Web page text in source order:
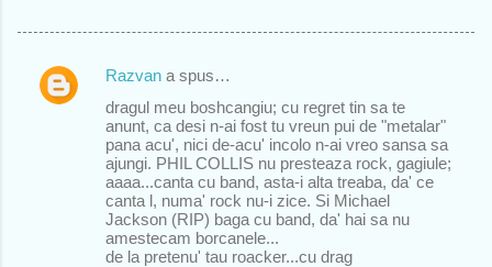
C
Razvan a spus…
dragul meu boshcangiu; cu regret tin sa te
anunt, ca desi n-ai fost tu vreun pui de "metalar"
pana acu', nici de-acu' incolo n-ai vreo sansa sa
ajungi. PHIL COLLIS nu presteaza rock, gagiule;
aaaa...canta cu band, asta-i alta treaba, da' ce
canta l, numa' rock nu-i zice. Si Michael
Jackson (RIP) baga cu band, da' hai sa nu
amestecam borcanele...
de la pretenu' tau roacker...cu drag